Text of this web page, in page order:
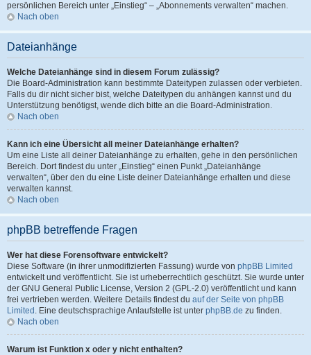
persönlichen Bereich unter „Einstieg“ – „Abonnements verwalten“ machen.
Nach oben
Dateianhänge
Welche Dateianhänge sind in diesem Forum zulässig?
Die Board-Administration kann bestimmte Dateitypen zulassen oder verbieten.
Falls du dir nicht sicher bist, welche Dateitypen du anhängen kannst und du
Unterstützung benötigst, wende dich bitte an die Board-Administration.
Nach oben
Kann ich eine Übersicht all meiner Dateianhänge erhalten?
Um eine Liste all deiner Dateianhänge zu erhalten, gehe in den persönlichen
Bereich. Dort findest du unter „Einstieg“ einen Punkt „Dateianhänge
verwalten“, über den du eine Liste deiner Dateianhänge erhalten und diese
verwalten kannst.
Nach oben
phpBB betreffende Fragen
Wer hat diese Forensoftware entwickelt?
Diese Software (in ihrer unmodifizierten Fassung) wurde von phpBB Limited
entwickelt und veröffentlicht. Sie ist urheberrechtlich geschützt. Sie wurde unter
der GNU General Public License, Version 2 (GPL-2.0) veröffentlicht und kann
frei vertrieben werden. Weitere Details findest du auf der Seite von phpBB
Limited . Eine deutschsprachige Anlaufstelle ist unter phpBB.de zu finden.
Nach oben
Warum ist Funktion x oder y nicht enthalten?